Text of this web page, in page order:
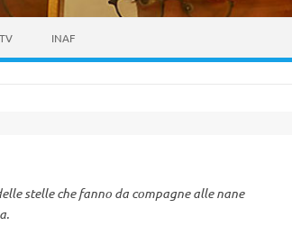
INAF
stelle che fanno da compagne alle nane